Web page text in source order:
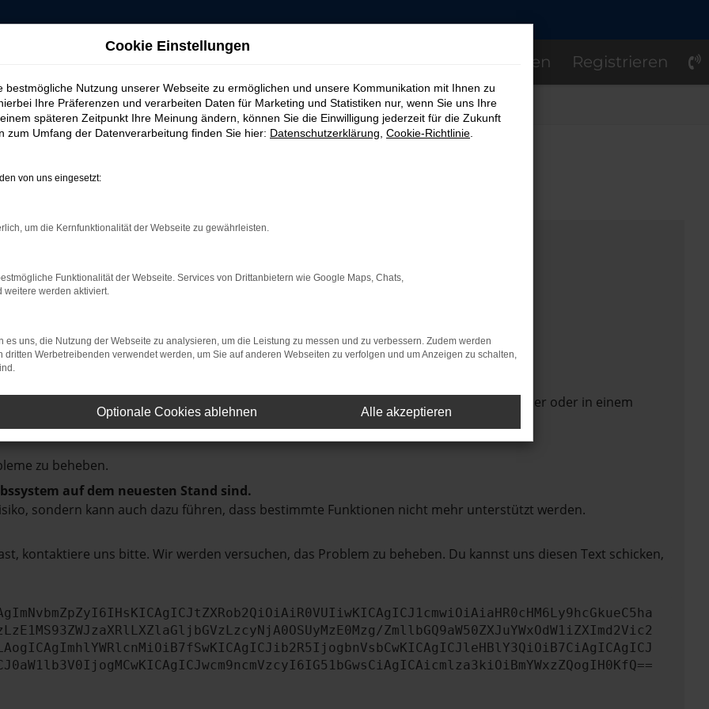
Einloggen Registrieren
SHOWROOM
das Laden bestimmter Seiten verhindern. Funktioniert die Seite in einem anderen Browser oder in einem
zu beheben.
auf dem neuesten Stand sind.
sondern kann auch dazu führen, dass bestimmte Funktionen nicht mehr unterstützt werden.
kontaktiere uns bitte. Wir werden versuchen, das Problem zu beheben. Du kannst uns diesen Text schicken,
ZmllbGQ9aW50ZXJuYWxOdW1iZXImd2Vic2
Cookie Einstellungen
bestmögliche Nutzung unserer Webseite zu ermöglichen und unsere Kommunikation mit Ihnen zu
Ihre Präferenzen und verarbeiten Daten für Marketing und Statistiken nur, wenn Sie uns Ihre
späteren Zeitpunkt Ihre Meinung ändern, können Sie die Einwilligung jederzeit für die Zukunft
zum Umfang der Datenverarbeitung finden Sie hier: Datenschutzerklärung Cookie-Richtlinie
von uns eingesetzt:
um die Kernfunktionalität der Webseite zu gewährleisten.
Funktionalität der Webseite. Services von Drittanbietern wie Google Maps, Chats,
weitere werden aktiviert.
es uns, die Nutzung der Webseite zu analysieren, um die Leistung zu messen und zu verbessern. Zudem werden
dritten Werbetreibenden verwendet werden, um Sie auf anderen Webseiten zu verfolgen und um Anzeigen zu schalten,
Optionale Cookies ablehnen Alle akzeptieren